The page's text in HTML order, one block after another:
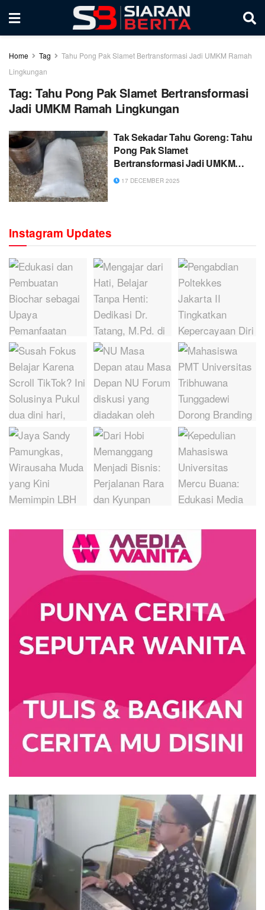
Home Tag
Tahu Pong Pak Slamet Bertransformasi Jadi UMKM Ramah
Lingkungan
Tag: Tahu Pong Pak Slamet Bertransformasi
Jadi UMKM Ramah Lingkungan
Tak Sekadar Tahu Goreng: Tahu
Pong Pak Slamet
Bertransformasi Jadi UMKM
Ramah Lingkungan
17 DECEMBER 2025
Instagram Updates